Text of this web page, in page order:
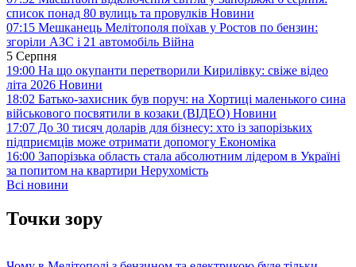
список понад 80 вулиць та провулків Новини
07:15 Мешканець Мелітополя поїхав у Ростов по бензин:
згоріли АЗС і 21 автомобіль Війна
5 Серпня
19:00 На що окупанти перетворили Кирилівку: свіже відео
літа 2026 Новини
18:02 Батько-захисник був поруч: на Хортиці маленького сина
військового посвятили в козаки (ВІДЕО) Новини
17:07 До 30 тисяч доларів для бізнесу: хто із запорізьких
підприємців може отримати допомогу Економіка
16:00 Запорізька область стала абсолютним лідером в Україні
за попитом на квартири Нерухомість
Всі новини
Точки зору